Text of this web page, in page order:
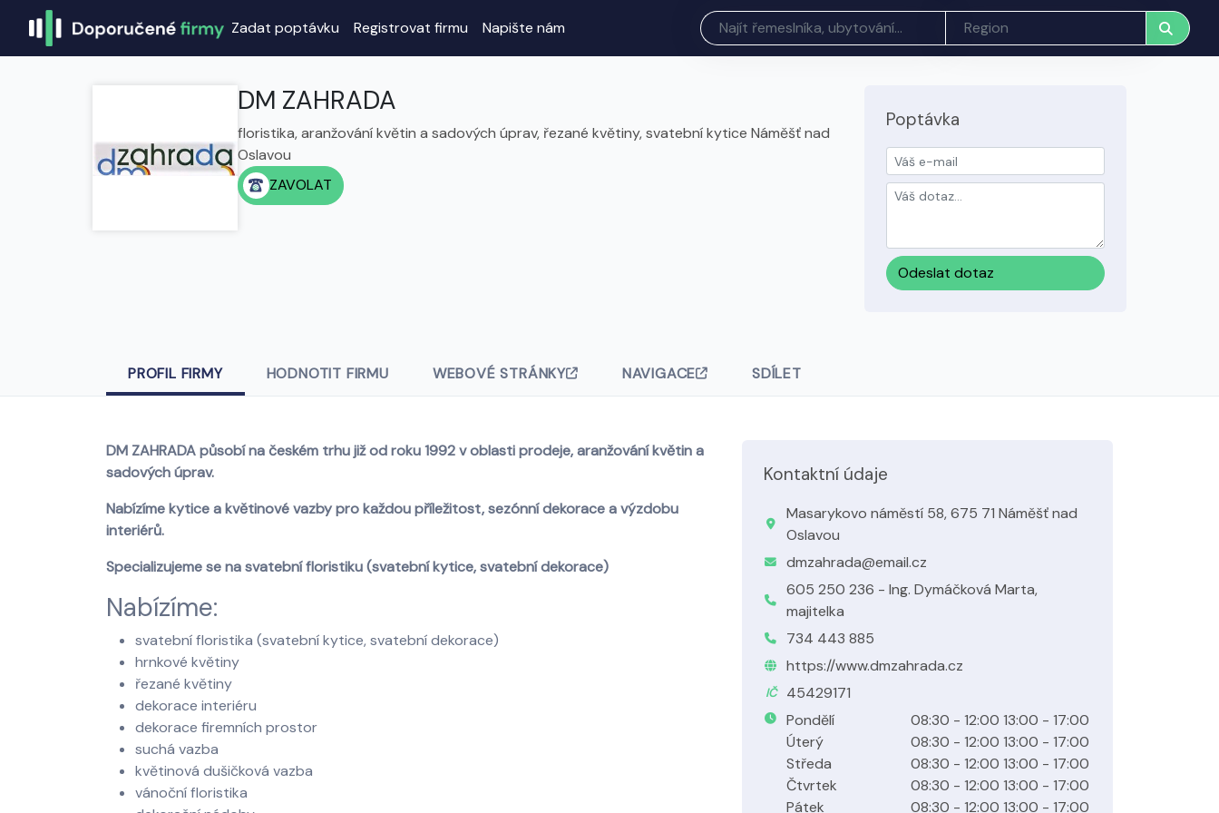
Zadat poptávku Registrovat firmu Napište nám
DM ZAHRADA
floristika, aranžování květin a sadových úprav, řezané květiny, svatební kytice Náměšť nad
Oslavou
ZAVOLAT
Poptávka
Odeslat dotaz
PROFIL FIRMY HODNOTIT FIRMU WEBOVÉ STRÁNKY NAVIGACE SDÍLET
DM ZAHRADA působí na českém trhu již od roku 1992 v oblasti prodeje, aranžování květin a
sadových úprav.
Nabízíme kytice a květinové vazby pro každou příležitost, sezónní dekorace a výzdobu
interiérů.
Specializujeme se na svatební floristiku (svatební kytice, svatební dekorace)
Nabízíme:
svatební floristika (svatební kytice, svatební dekorace)
hrnkové květiny
řezané květiny
dekorace interiéru
dekorace firemních prostor
suchá vazba
květinová dušičková vazba
vánoční floristika
Kontaktní údaje
Masarykovo náměstí 58, 675 71 Náměšť nad
Oslavou
dmzahrada@email.cz
605 250 236 - Ing. Dymáčková Marta,
majitelka
734 443 885
https://www.dmzahrada.cz
IČ
45429171
Pondělí
08:30 - 12:00 13:00 - 17:00
Úterý
08:30 - 12:00 13:00 - 17:00
Středa
08:30 - 12:00 13:00 - 17:00
Čtvrtek
08:30 - 12:00 13:00 - 17:00
Pátek
08:30 - 12:00 13:00 - 17:00